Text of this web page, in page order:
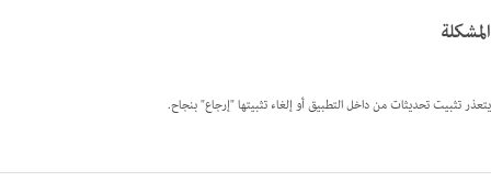
المشكلة
يتعذر تثبيت تحديثات من داخل التطبيق أو إلغاء تثبيتها "إرجاع" بنجاح.